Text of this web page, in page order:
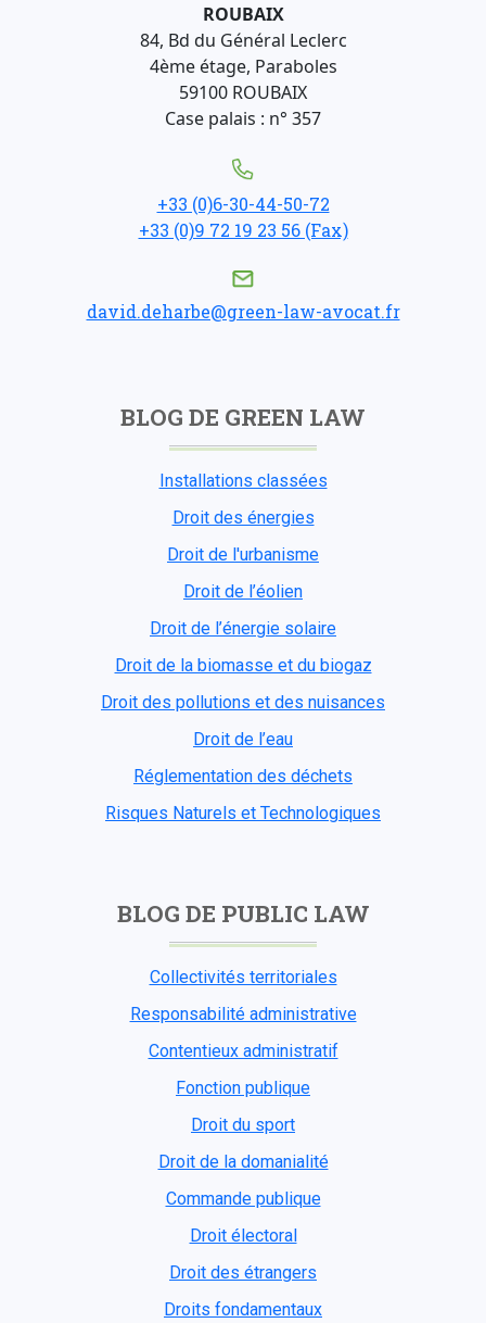
ROUBAIX
84, Bd du Général Leclerc
4ème étage, Paraboles
59100 ROUBAIX
Case palais : n° 357
+33 (0)6-30-44-50-72
+33 (0)9 72 19 23 56 (Fax)
david.deharbe@green-law-avocat.fr
BLOG DE GREEN LAW
Installations classées
Droit des énergies
Droit de l'urbanisme
Droit de l’éolien
Droit de l’énergie solaire
Droit de la biomasse et du biogaz
Droit des pollutions et des nuisances
Droit de l’eau
Réglementation des déchets
Risques Naturels et Technologiques
BLOG DE PUBLIC LAW
Collectivités territoriales
Responsabilité administrative
Contentieux administratif
Fonction publique
Droit du sport
Droit de la domanialité
Commande publique
Droit électoral
Droit des étrangers
Droits fondamentaux